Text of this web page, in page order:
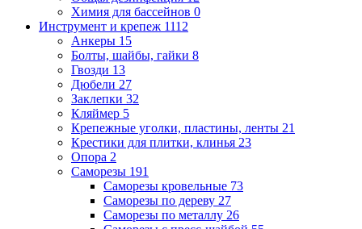
Химия для бассейнов 0
Инструмент и крепеж 1112
Анкеры 15
Болты, шайбы, гайки 8
Гвозди 13
Дюбели 27
Заклепки 32
Кляймер 5
Крепежные уголки, пластины, ленты 21
Крестики для плитки, клинья 23
Опора 2
Саморезы 191
Саморезы кровельные 73
Саморезы по дереву 27
Саморезы по металлу 26